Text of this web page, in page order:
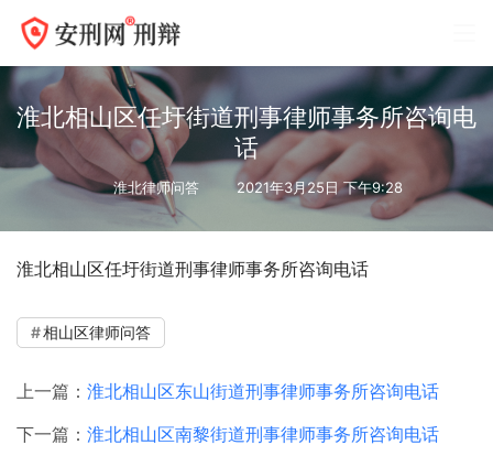
淮北相山区任圩街道刑事律师事务所咨询电
话
淮北律师问答 2021年3月25日 下午9:28
淮北相山区任圩街道刑事律师事务所咨询电话
相山区律师问答
上一篇： 淮北相山区东山街道刑事律师事务所咨询电话
下一篇： 淮北相山区南黎街道刑事律师事务所咨询电话